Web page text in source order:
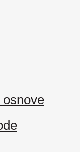
osnove